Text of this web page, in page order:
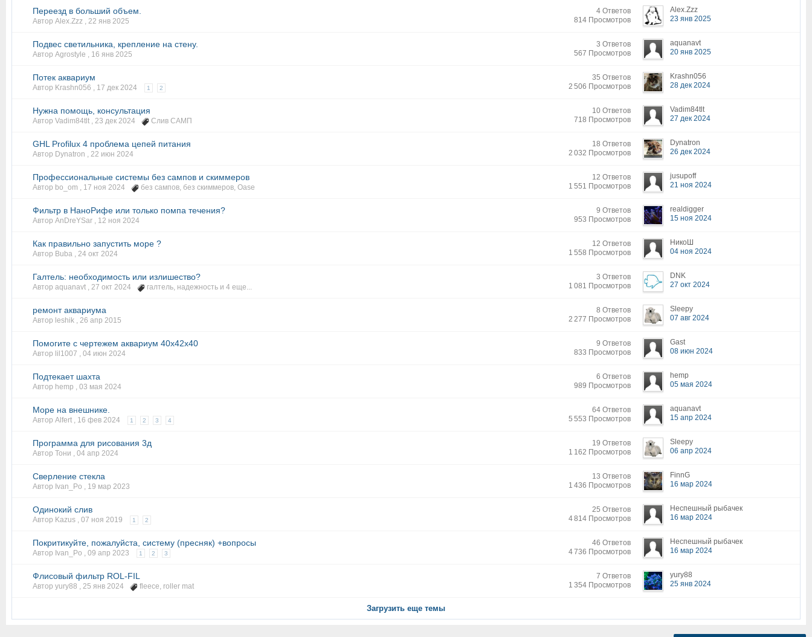
Переезд в больший объем.
Автор Alex.Zzz , 22 янв 2025
4 Ответов
814 Просмотров
Alex.Zzz
23 янв 2025
Подвес светильника, крепление на стену.
Автор Agrostyle , 16 янв 2025
3 Ответов
567 Просмотров
aquanavt
20 янв 2025
Потек аквариум
Автор Krashn056 , 17 дек 2024 1 2
35 Ответов
2 506 Просмотров
Krashn056
28 дек 2024
Нужна помощь, консультация
Автор Vadim84tlt , 23 дек 2024 Слив САМП
10 Ответов
718 Просмотров
Vadim84tlt
27 дек 2024
GHL Profilux 4 проблема цепей питания
Автор Dynatron , 22 июн 2024
18 Ответов
2 032 Просмотров
Dynatron
26 дек 2024
Профессиональные системы без сампов и скиммеров
Автор bo_om , 17 ноя 2024 без сампов, без скиммеров, Oase
12 Ответов
1 551 Просмотров
jusupoff
21 ноя 2024
Фильтр в НаноРифе или только помпа течения?
Автор AnDreYSar , 12 ноя 2024
9 Ответов
953 Просмотров
realdigger
15 ноя 2024
Как правильно запустить море ?
Автор Buba , 24 окт 2024
12 Ответов
1 558 Просмотров
НикоШ
04 ноя 2024
Галтель: необходимость или излишество?
Автор aquanavt , 27 окт 2024 галтель, надежность и 4 еще...
3 Ответов
1 081 Просмотров
DNK
27 окт 2024
ремонт аквариума
Автор leshik , 26 апр 2015
8 Ответов
2 277 Просмотров
Sleepy
07 авг 2024
Помогите с чертежем аквариум 40х42х40
Автор lil1007 , 04 июн 2024
9 Ответов
833 Просмотров
Gast
08 июн 2024
Подтекает шахта
Автор hemp , 03 мая 2024
6 Ответов
989 Просмотров
hemp
05 мая 2024
Море на внешнике.
Автор Alfert , 16 фев 2024 1 2 3 4
64 Ответов
5 553 Просмотров
aquanavt
15 апр 2024
Программа для рисования 3д
Автор Тони , 04 апр 2024
19 Ответов
1 162 Просмотров
Sleepy
06 апр 2024
Сверление стекла
Автор Ivan_Po , 19 мар 2023
13 Ответов
1 436 Просмотров
FinnG
16 мар 2024
Одинокий слив
Автор Kazus , 07 ноя 2019 1 2
25 Ответов
4 814 Просмотров
Неспешный рыбачек
16 мар 2024
Покритикуйте, пожалуйста, систему (пресняк) +вопросы
Автор Ivan_Po , 09 апр 2023 1 2 3
46 Ответов
4 736 Просмотров
Неспешный рыбачек
16 мар 2024
Флисовый фильтр ROL-FIL
Автор yury88 , 25 янв 2024 fleece, roller mat
7 Ответов
1 354 Просмотров
yury88
25 янв 2024
Загрузить еще темы